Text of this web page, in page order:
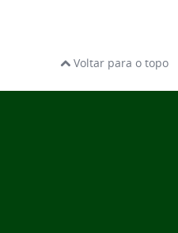
Voltar para o topo